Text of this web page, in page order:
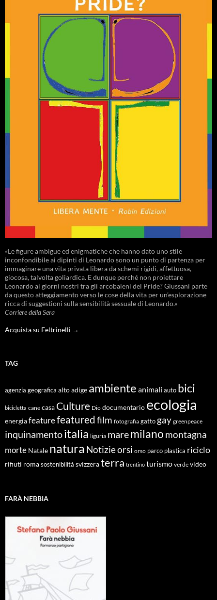
«Le figure ambigue ed enigmatiche che hanno dato uno stile
inconfondibile ai dipinti di Leonardo sono un punto di partenza per
immaginare una vita privata libera da schemi rigidi, affettuosa,
giocosa, talvolta goliardica. E dunque perché non proiettare
Leonardo ai giorni nostri tra gli arcobaleni del Pride? Giussani parte
da questo atteggiamento verso le cose della vita per un’esplorazione
ricca di suggestioni sulla sensibilità sessuale di Leonardo.»
Corriere della Sera
Acquista su Feltrinelli →
TAG
agenzia geografica alto adige ambiente animali auto bici
bicicletta cane casa Culture Dio documentario ecologia
energiafeaturefeaturedfilm fotografia gatto gay greenpeace
inquinamentoitalia liguria maremilano montagna
morte Natale natura Notizieorsi orso parco plastica riciclo
rifiuti roma sostenibilità svizzeraterra trentino turismo verde video
FARÀ NEBBIA